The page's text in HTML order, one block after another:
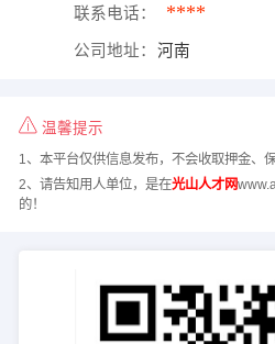
联系电话： ****
公司地址： 河南
温馨提示
1、本平台仅供信息发布，不会收取押金、
2、请告知用人单位，是在光山人才网
的！